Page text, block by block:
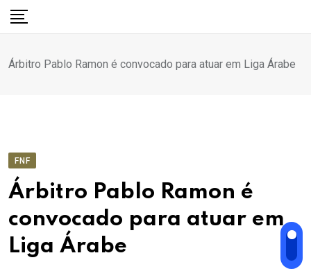
para
conteúdo
Árbitro Pablo Ramon é convocado para atuar em Liga Árabe
FNF
Árbitro Pablo Ramon é
convocado para atuar em
Liga Árabe